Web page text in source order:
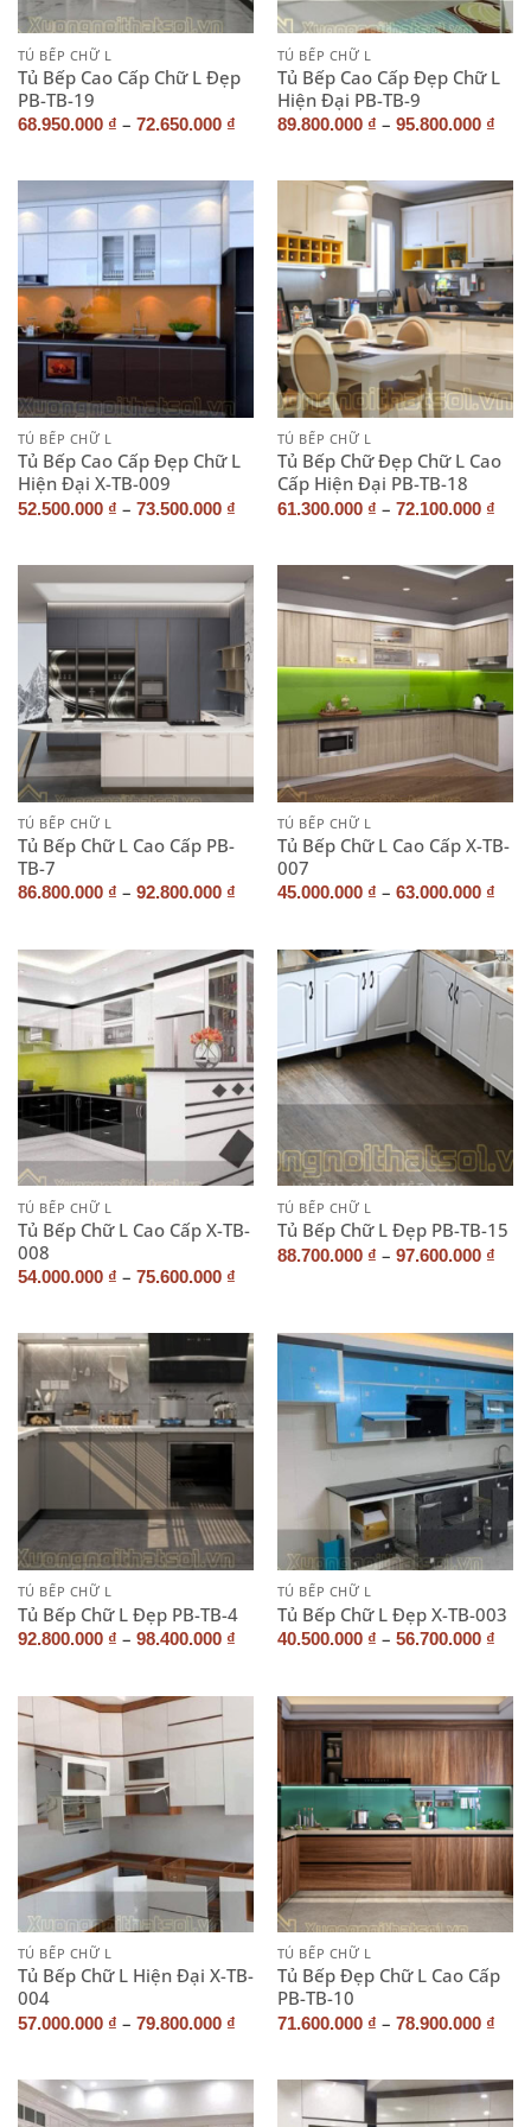
TỦ BẾP CHỮ L
Tủ Bếp Cao Cấp Chữ L Đẹp
PB-TB-19
68.950.000 ₫ – 72.650.000 ₫
TỦ BẾP CHỮ L
Tủ Bếp Cao Cấp Đẹp Chữ L
Hiện Đại PB-TB-9
89.800.000 ₫ – 95.800.000 ₫
TỦ BẾP CHỮ L
Tủ Bếp Cao Cấp Đẹp Chữ L
Hiện Đại X-TB-009
52.500.000 ₫ – 73.500.000 ₫
TỦ BẾP CHỮ L
Tủ Bếp Chữ Đẹp Chữ L Cao
Cấp Hiện Đại PB-TB-18
61.300.000 ₫ – 72.100.000 ₫
TỦ BẾP CHỮ L
Tủ Bếp Chữ L Cao Cấp PB-
TB-7
86.800.000 ₫ – 92.800.000 ₫
TỦ BẾP CHỮ L
Tủ Bếp Chữ L Cao Cấp X-TB-
007
45.000.000 ₫ – 63.000.000 ₫
TỦ BẾP CHỮ L
Tủ Bếp Chữ L Cao Cấp X-TB-
008
54.000.000 ₫ – 75.600.000 ₫
TỦ BẾP CHỮ L
Tủ Bếp Chữ L Đẹp PB-TB-15
88.700.000 ₫ – 97.600.000 ₫
TỦ BẾP CHỮ L
Tủ Bếp Chữ L Đẹp PB-TB-4
92.800.000 ₫ – 98.400.000 ₫
TỦ BẾP CHỮ L
Tủ Bếp Chữ L Đẹp X-TB-003
40.500.000 ₫ – 56.700.000 ₫
TỦ BẾP CHỮ L
Tủ Bếp Chữ L Hiện Đại X-TB-
004
57.000.000 ₫ – 79.800.000 ₫
TỦ BẾP CHỮ L
Tủ Bếp Đẹp Chữ L Cao Cấp
PB-TB-10
71.600.000 ₫ – 78.900.000 ₫